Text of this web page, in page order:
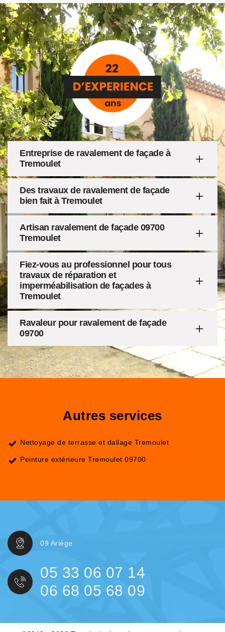
Entreprise de ravalement de façade à
Tremoulet
Des travaux de ravalement de façade
bien fait à Tremoulet
Artisan ravalement de façade 09700
Tremoulet
Fiez-vous au professionnel pour tous
travaux de réparation et
imperméabilisation de façades à
Tremoulet
Ravaleur pour ravalement de façade
09700
Autres services
Nettoyage de terrasse et dallage Tremoulet
Peinture extérieure Tremoulet 09700
09 Ariège
05 33 06 07 14
06 68 05 68 09